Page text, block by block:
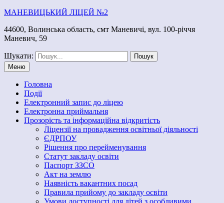
МАНЕВИЦЬКИЙ ЛІЦЕЙ №2
44600, Волинська область, смт Маневичі, вул. 100-річчя
Маневич, 59
Шукати:
Меню
Головна
Події
Електронний запис до ліцею
Електронна приймальня
Прозорість та інформаційна відкритість
Ліцензії на провадження освітньої діяльності
ЄДРПОУ
Рішення про перейменування
Статут закладу освіти
Паспорт ЗЗСО
Акт на землю
Наявність вакантних посад
Правила прийому до закладу освіти
Умови доступності для дітей з особливими